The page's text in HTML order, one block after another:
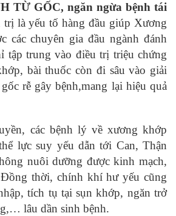
TỪ GỐC, ngăn ngừa bệnh tái
trị là yếu tố hàng đầu giúp Xương
các chuyên gia đầu ngành đánh
tập trung vào điều trị triệu chứng
bài thuốc còn đi sâu vào giải
rễ gây bệnh,mang lại hiệu quả
các bệnh lý về xương khớp
lực suy yếu dẫn tới Can, Thận
nuôi dưỡng được kinh mạch,
thời, chính khí hư yếu cũng
tích tụ tại sụn khớp, ngăn trở
lâu dần sinh bệnh.